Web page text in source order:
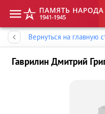
Вернуться на главную
Гаврилин Дмитрий
Память народа